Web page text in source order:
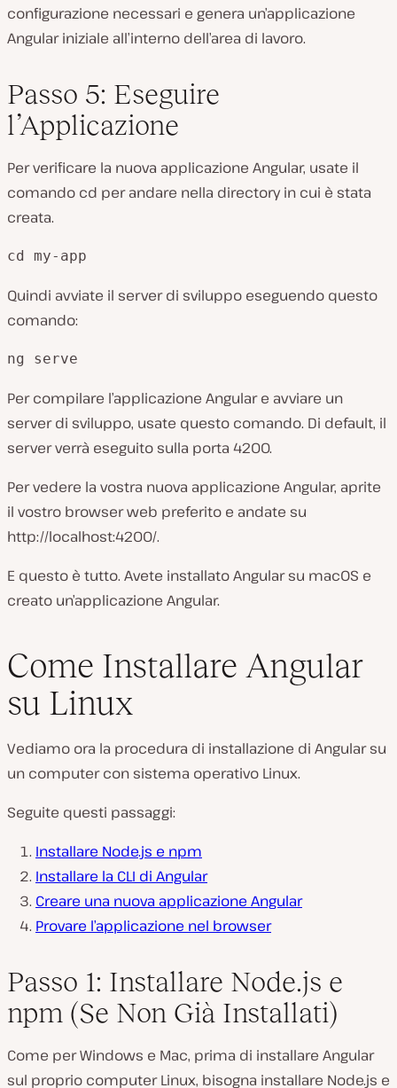
configurazione necessari e genera un’applicazione
Angular iniziale all’interno dell’area di lavoro.
Passo 5: Eseguire
l’Applicazione
Per verificare la nuova applicazione Angular, usate il
comando cd per andare nella directory in cui è stata
creata.
cd my-app
Quindi avviate il server di sviluppo eseguendo questo
comando:
ng serve
Per compilare l’applicazione Angular e avviare un
server di sviluppo, usate questo comando. Di default, il
server verrà eseguito sulla porta 4200.
Per vedere la vostra nuova applicazione Angular, aprite
il vostro browser web preferito e andate su
http://localhost:4200/.
E questo è tutto. Avete installato Angular su macOS e
creato un’applicazione Angular.
Come Installare Angular
su Linux
Vediamo ora la procedura di installazione di Angular su
un computer con sistema operativo Linux.
Seguite questi passaggi:
Installare Node.js e npm
Installare la CLI di Angular
Creare una nuova applicazione Angular
Provare l’applicazione nel browser
Passo 1: Installare Node.js e
npm (Se Non Già Installati)
Come per Windows e Mac, prima di installare Angular
sul proprio computer Linux, bisogna installare Node.js e